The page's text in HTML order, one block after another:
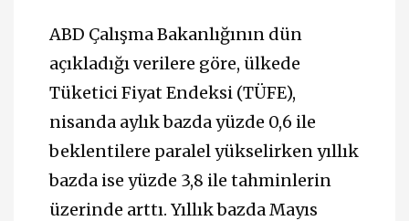
ABD Çalışma Bakanlığının dün
açıkladığı verilere göre, ülkede
Tüketici Fiyat Endeksi (TÜFE),
nisanda aylık bazda yüzde 0,6 ile
beklentilere paralel yükselirken yıllık
bazda ise yüzde 3,8 ile tahminlerin
üzerinde arttı. Yıllık bazda Mayıs